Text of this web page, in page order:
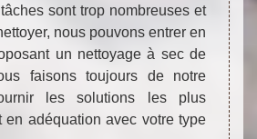
sont trop nombreuses et
nous pouvons entrer en
un nettoyage à sec de
faisons toujours de notre
les solutions les plus
en adéquation avec votre type